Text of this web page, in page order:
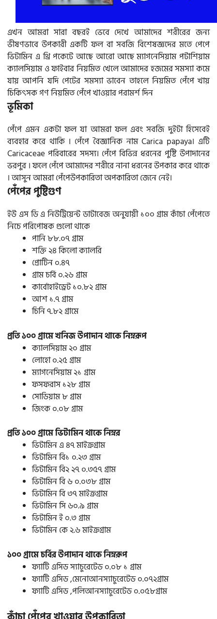
এখন আমরা সারা বছরই ভেবে দেখে আমাদের শরীরের জন্য
ভীষণভাবে উপকারী একটি ফল বা সবজি বিশেষজ্ঞদের মতে পেপে
ভিটামিন এ থ্রি পকেটে আছে আরো আছে ম্যাগনেসিয়াম পটাশিয়াম
ক্যালসিয়াম ও ফাইবার নিয়মিত খেলে আমাদের হজমের সমস্যা কমে
যায় আপনি যদি পেটের সমস্যা ভাবেন তাহলে নিয়মিত পেঁপে খায়
চিকিৎসক গণ নিয়মিত পেঁপে খাওয়ার পরামর্শ দিন
ভূমিকা
পেঁপে এমন একটা ফল যা আমরা ফল এবং সবজি দুইটা হিসেবেই
ব্যবহার করে থাকি । পেঁপে বৈজ্ঞানিক নাম Carica papaya। এটি
Caricaceae পরিবারের সদস্য। পেঁপে বিভিন্ন ধরনের পুষ্টি উপাদানের
ভরপুর । ফলে পেঁপে আমাদের শরীরে নানা ধরনের উপকার করে থাকে
। আসুন আমরা পেঁপেউপকারিতা অপকারিতা জেনে নেই।
পেঁপের পুষ্টিগুণ
ইউ এস ডি এ নিউট্রিয়েন্ট ডাটাবেজ অনুযায়ী ১০০ গ্রাম কাঁচা পেঁপেতে
নিচে পরিপোষক গুলো থাকে
পানি ৮৮.০৭ গ্রাম
শক্তি ২৪ কিলো ক্যালরি
প্রোটিন ০.৪৭
গ্রাম চর্বি ০.২৬ গ্রাম
কার্বোহাইড্রেট ১০.৮২ গ্রাম
আশ ১.৭ গ্রাম
চিনি ৭.৮২ গ্রামে
প্রতি ১০০ গ্রামে খনিজ উপাদান থাকে নিম্নরূপ
ক্যালসিয়াম ২০ গ্রাম
লোহো ০.২৫ গ্রাম
ম্যাগনেসিয়াম ২১ গ্রাম
ফসফরাস ১২৮ গ্রাম
সোডিয়াম ৮ গ্রাম
জিংক ০.০৮ গ্রাম
প্রতি ১০০ গ্রামে ভিটামিন থাকে নিম্নর
ভিটামিন এ ৪৭ মাইক্রগ্রাম
ভিটামিন বি১ ০.২৩ গ্রাম
ভিটামিন বি২ ২৭ ০.৩৫৭ গ্রাম
ভিটামিন বি ৬ ০.০৩৮ গ্রাম
ভিটামিন বি ৩৭ মাইক্রগ্রাম
ভিটামিন সি ৬০.৯ গ্রাম
ভিটামিন ই ০.৩ গ্রাম
ভিটামিন কে ২.৬ মাইক্রগ্রাম
১০০ গ্রামে চর্বির উপাদান থাকে নিম্নরূপ
ফ্যাটি এসিড স্যাচুরেটেড ০.০৮ ১ গ্রাম
ফ্যাটি এসিড ,মেনোআনস্যাচুরেটেড ০.০৭২গ্রাম
ফ্যাটি এসিড ,পলিআনস্যাচুরেটেড ০.০৫৮গ্রাম